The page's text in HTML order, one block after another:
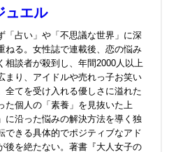
ュエル
「占い」や「不思議な世界」に深
ねる。女性誌で連載後、恋の悩み
相談者が殺到し、年間2000人以上
まり、アイドルや売れっ子お笑い
全てを受け入れる優しさに溢れた
た個人の「素養」を見抜いた上
に沿った悩みの解決方法を導く独
できる具体的でポジティブなアド
後を絶たない。著書『大人女子の